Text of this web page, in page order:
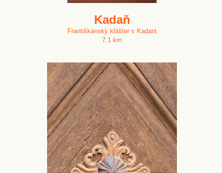
Kadaň
Františkánský klášter v Kadani
7.1 km